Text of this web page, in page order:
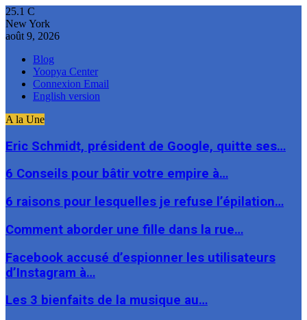
25.1 C
New York
août 9, 2026
Blog
Yoopya Center
Connexion Email
English version
A la Une
Eric Schmidt, président de Google, quitte ses…
6 Conseils pour bâtir votre empire à…
6 raisons pour lesquelles je refuse l’épilation…
Comment aborder une fille dans la rue…
Facebook accusé d’espionner les utilisateurs
d’Instagram à…
Les 3 bienfaits de la musique au…